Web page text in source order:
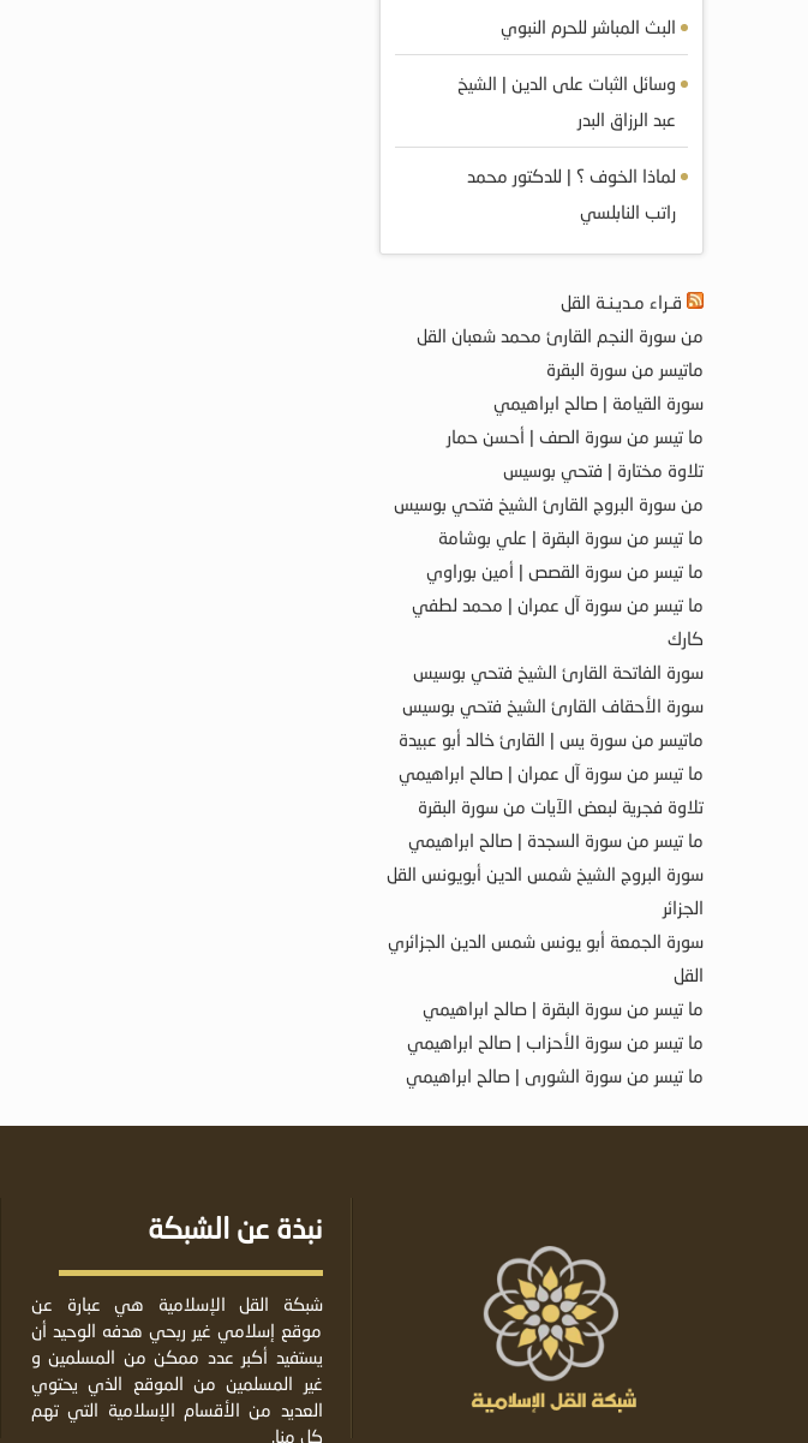
البث المباشر للحرم النبوي
وسائل الثبات على الدين | الشيخ
عبد الرزاق البدر
لماذا الخوف ؟ | للدكتور محمد
راتب النابلسي
قـراء مـديـنـة القل
من سورة النجم القارئ محمد شعبان القل
ماتيسر من سورة البقرة
سورة القيامة | صالح ابراهيمي
ما تيسر من سورة الصف | أحسن حمار
تلاوة مختارة | فتحي بوسيس
من سورة البروج القارئ الشيخ فتحي بوسيس
ما تيسر من سورة البقرة | علي بوشامة
ما تيسر من سورة القصص | أمين بوراوي
ما تيسر من سورة آل عمران | محمد لطفي
كارك
سورة الفاتحة القارئ الشيخ فتحي بوسيس
سورة الأحقاف القارئ الشيخ فتحي بوسيس
ماتيسر من سورة يس | القارئ خالد أبو عبيدة
ما تيسر من سورة آل عمران | صالح ابراهيمي
تلاوة فجرية لبعض الآيات من سورة البقرة
ما تيسر من سورة السجدة | صالح ابراهيمي
سورة البروج الشيخ شمس الدين أبويونس القل
الجزائر
سورة الجمعة أبو يونس شمس الدين الجزائري
القل
ما تيسر من سورة البقرة | صالح ابراهيمي
ما تيسر من سورة الأحزاب | صالح ابراهيمي
ما تيسر من سورة الشورى | صالح ابراهيمي
نبذة عن الشبكة
شبكة القل الإسلامية هي عبارة عن
موقع إسلامي غير ربحي هدفه الوحيد أن
يستفيد أكبر عدد ممكن من المسلمين و
غير المسلمين من الموقع الذي يحتوي
العديد من الأقسام الإسلامية التي تهم
كل منا.